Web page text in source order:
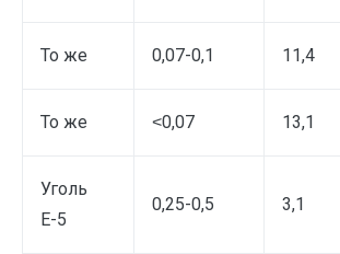
То же 0,07-0,1 11,4
То же ˂0,07 13,1
Уголь
Е-5
0,25-0,5 3,1